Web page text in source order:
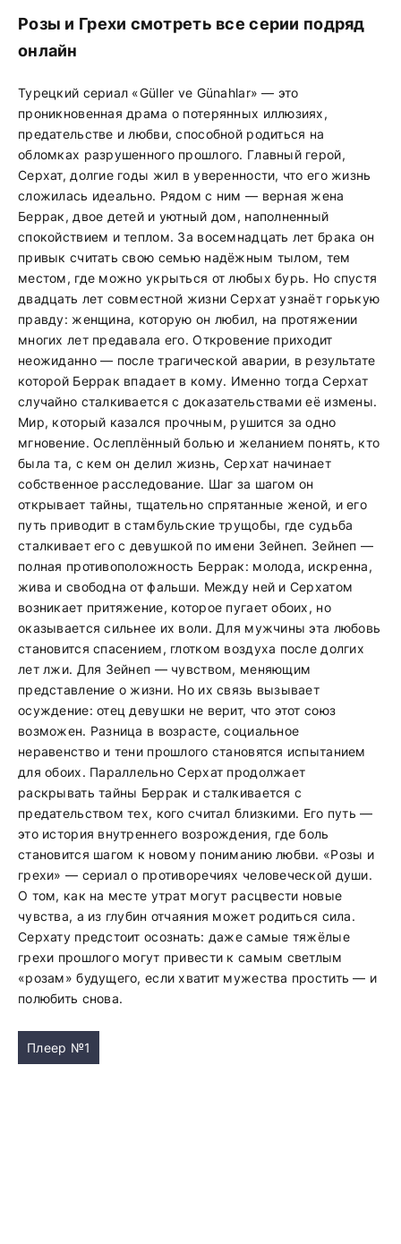
Розы и Грехи смотреть все серии подряд
онлайн
Турецкий сериал «Güller ve Günahlar» — это
проникновенная драма о потерянных иллюзиях,
предательстве и любви, способной родиться на
обломках разрушенного прошлого. Главный герой,
Серхат, долгие годы жил в уверенности, что его жизнь
сложилась идеально. Рядом с ним — верная жена
Беррак, двое детей и уютный дом, наполненный
спокойствием и теплом. За восемнадцать лет брака он
привык считать свою семью надёжным тылом, тем
местом, где можно укрыться от любых бурь. Но спустя
двадцать лет совместной жизни Серхат узнаёт горькую
правду: женщина, которую он любил, на протяжении
многих лет предавала его. Откровение приходит
неожиданно — после трагической аварии, в результате
которой Беррак впадает в кому. Именно тогда Серхат
случайно сталкивается с доказательствами её измены.
Мир, который казался прочным, рушится за одно
мгновение. Ослеплённый болью и желанием понять, кто
была та, с кем он делил жизнь, Серхат начинает
собственное расследование. Шаг за шагом он
открывает тайны, тщательно спрятанные женой, и его
путь приводит в стамбульские трущобы, где судьба
сталкивает его с девушкой по имени Зейнеп. Зейнеп —
полная противоположность Беррак: молода, искренна,
жива и свободна от фальши. Между ней и Серхатом
возникает притяжение, которое пугает обоих, но
оказывается сильнее их воли. Для мужчины эта любовь
становится спасением, глотком воздуха после долгих
лет лжи. Для Зейнеп — чувством, меняющим
представление о жизни. Но их связь вызывает
осуждение: отец девушки не верит, что этот союз
возможен. Разница в возрасте, социальное
неравенство и тени прошлого становятся испытанием
для обоих. Параллельно Серхат продолжает
раскрывать тайны Беррак и сталкивается с
предательством тех, кого считал близкими. Его путь —
это история внутреннего возрождения, где боль
становится шагом к новому пониманию любви. «Розы и
грехи» — сериал о противоречиях человеческой души.
О том, как на месте утрат могут расцвести новые
чувства, а из глубин отчаяния может родиться сила.
Серхату предстоит осознать: даже самые тяжёлые
грехи прошлого могут привести к самым светлым
«розам» будущего, если хватит мужества простить — и
полюбить снова.
Плеер №1